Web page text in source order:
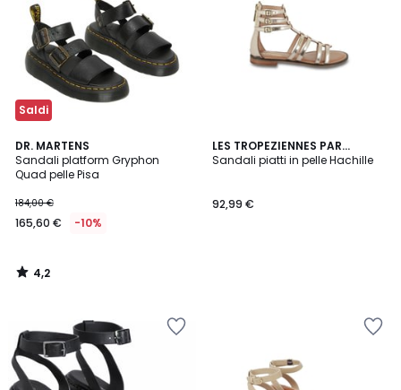
Saldi
DR. MARTENS
Sandali platform Gryphon
Quad pelle Pisa
184,00 €
165,60 € -10%
4,2
/ 5
4,2
/
LES TROPEZIENNES PAR
M.BELARBI
Sandali piatti in pelle Hachille
92,99 €